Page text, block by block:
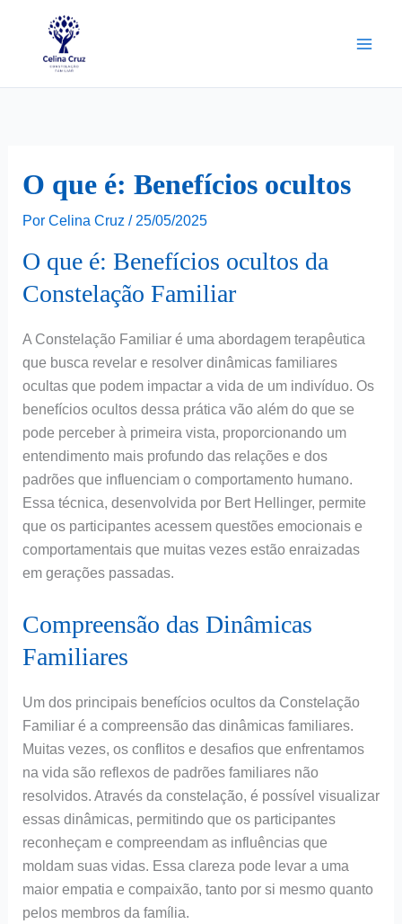
O que é: Benefícios ocultos
Por Celina Cruz / 25/05/2025
O que é: Benefícios ocultos da
Constelação Familiar
A Constelação Familiar é uma abordagem terapêutica
que busca revelar e resolver dinâmicas familiares
ocultas que podem impactar a vida de um indivíduo. Os
benefícios ocultos dessa prática vão além do que se
pode perceber à primeira vista, proporcionando um
entendimento mais profundo das relações e dos
padrões que influenciam o comportamento humano.
Essa técnica, desenvolvida por Bert Hellinger, permite
que os participantes acessem questões emocionais e
comportamentais que muitas vezes estão enraizadas
em gerações passadas.
Compreensão das Dinâmicas
Familiares
Um dos principais benefícios ocultos da Constelação
Familiar é a compreensão das dinâmicas familiares.
Muitas vezes, os conflitos e desafios que enfrentamos
na vida são reflexos de padrões familiares não
resolvidos. Através da constelação, é possível visualizar
essas dinâmicas, permitindo que os participantes
reconheçam e compreendam as influências que
moldam suas vidas. Essa clareza pode levar a uma
maior empatia e compaixão, tanto por si mesmo quanto
pelos membros da família.